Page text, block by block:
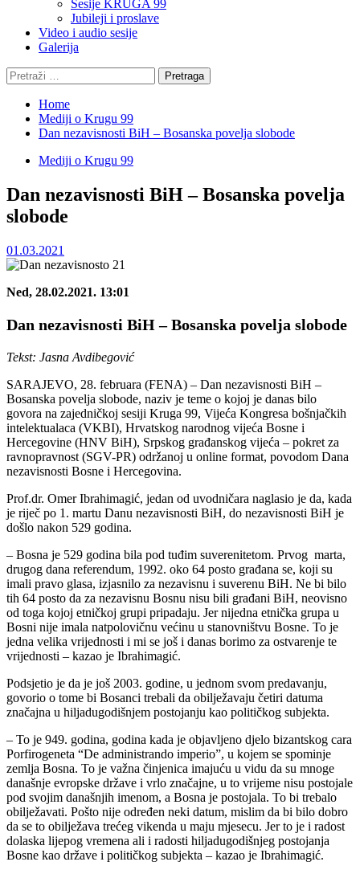
Sesije KRUGA 99
Jubileji i proslave
Video i audio sesije
Galerija
Pretraga:
Home
Mediji o Krugu 99
Dan nezavisnosti BiH – Bosanska povelja slobode
Mediji o Krugu 99
Dan nezavisnosti BiH – Bosanska povelja
slobode
01.03.2021
Ned, 28.02.2021. 13:01
Dan nezavisnosti BiH – Bosanska povelja slobode
Tekst: Jasna Avdibegović
SARAJEVO, 28. februara (FENA) – Dan nezavisnosti BiH –
Bosanska povelja slobode, naziv je teme o kojoj je danas bilo
govora na zajedničkoj sesiji Kruga 99, Vijeća Kongresa bošnjačkih
intelektualaca (VKBI), Hrvatskog narodnog vijeća Bosne i
Hercegovine (HNV BiH), Srpskog građanskog vijeća – pokret za
ravnopravnost (SGV-PR) održanoj u online format, povodom Dana
nezavisnosti Bosne i Hercegovina.
Prof.dr. Omer Ibrahimagić, jedan od uvodničara naglasio je da, kada
je riječ po 1. martu Danu nezavisnosti BiH, do nezavisnosti BiH je
došlo nakon 529 godina.
– Bosna je 529 godina bila pod tuđim suverenitetom. Prvog marta,
drugog dana referendum, 1992. oko 64 posto građana se, koji su
imali pravo glasa, izjasnilo za nezavisnu i suverenu BiH. Ne bi bilo
tih 64 posto da za nezavisnu Bosnu nisu bili građani BiH, neovisno
od toga kojoj etničkoj grupi pripadaju. Jer nijedna etnička grupa u
Bosni nije imala natpolovičnu većinu u stanovništvu Bosne. To je
jedna velika vrijednosti i mi se još i danas borimo za ostvarenje te
vrijednosti – kazao je Ibrahimagić.
Podsjetio je da je još 2003. godine, u jednom svom predavanju,
govorio o tome bi Bosanci trebali da obilježavaju četiri datuma
značajna u hiljadugodišnjem postojanju kao političkog subjekta.
– To je 949. godina, godina kada je objavljeno djelo bizantskog cara
Porfirogeneta “De administrando imperio”, u kojem se spominje
zemlja Bosna. To je važna činjenica imajuću u vidu da su mnoge
današnje evropske države i vrlo značajne, u to vrijeme nisu postojale
pod svojim današnjih imenom, a Bosna je postojala. To bi trebalo
obilježavati. Pošto nije određen neki datum, mislim da bi bilo dobro
da se to obilježava trećeg vikenda u maju mjesecu. Jer to je i radost
dolaska lijepog vremena ali i radosti hiljadugodišnjeg postojanja
Bosne kao države i političkog subjekta – kazao je Ibrahimagić.